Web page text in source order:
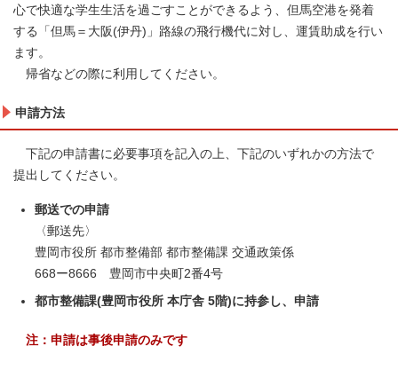
心で快適な学生生活を過ごすことができるよう、但馬空港を発着
する「但馬＝大阪(伊丹)」路線の飛行機代に対し、運賃助成を行い
ます。
帰省などの際に利用してください。
申請方法
下記の申請書に必要事項を記入の上、下記のいずれかの方法で
提出してください。
郵送での申請
〈郵送先〉
豊岡市役所 都市整備部 都市整備課 交通政策係
668ー8666 豊岡市中央町2番4号
都市整備課(豊岡市役所 本庁舎 5階)に持参し、申請
注：申請は事後申請のみです